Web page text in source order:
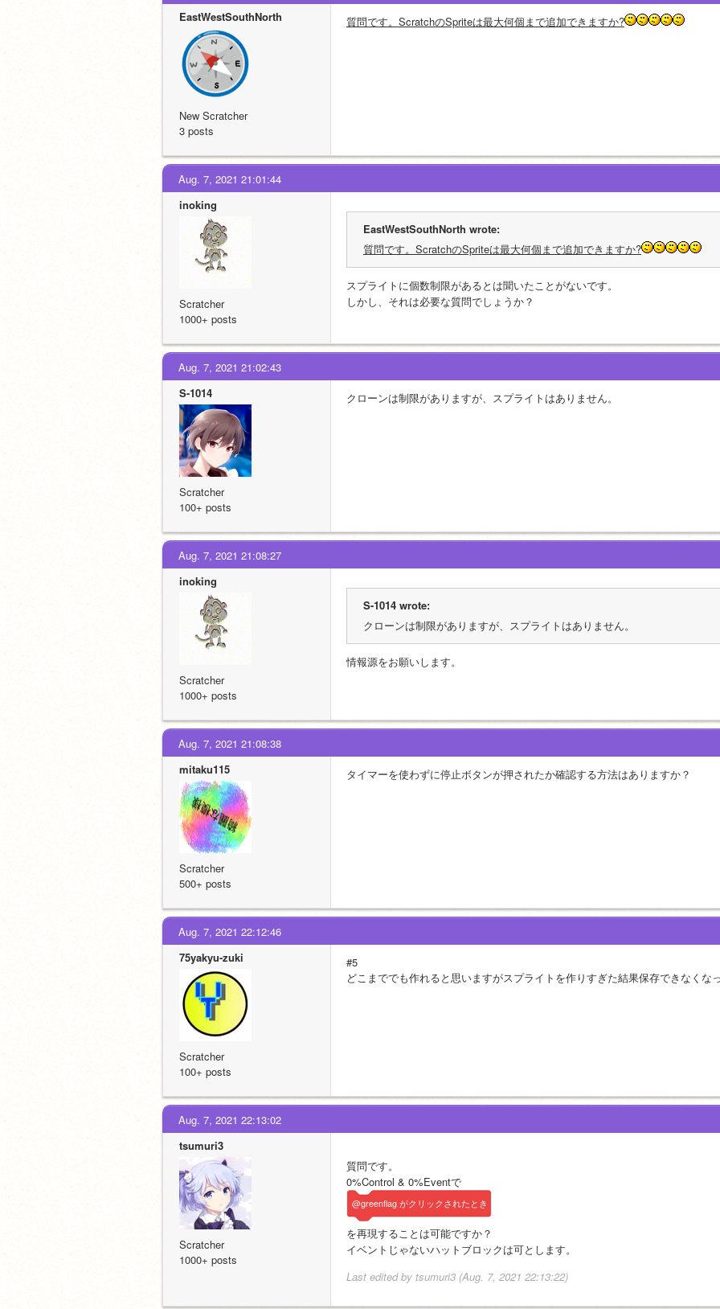
EastWestSouthNorth
New Scratcher
3 posts
質問です。ScratchのSpriteは最大何個まで追加できますか?
Aug. 7, 2021 21:01:44
inoking
Scratcher
1000+ posts
EastWestSouthNorth wrote:
質問です。ScratchのSpriteは最大何個まで追加できますか?
スプライトに個数制限があるとは聞いたことがないです。
しかし、それは必要な質問でしょうか？
Aug. 7, 2021 21:02:43
S-1014
Scratcher
100+ posts
クローンは制限がありますが、スプライトはありません。
Aug. 7, 2021 21:08:27
inoking
Scratcher
1000+ posts
S-1014 wrote:
クローンは制限がありますが、スプライトはありません。
情報源をお願いします。
Aug. 7, 2021 21:08:38
mitaku115
Scratcher
500+ posts
タイマーを使わずに停止ボタンが押されたか確認する方法はありますか？
Aug. 7, 2021 22:12:46
75yakyu-zuki
Scratcher
100+ posts
#5
どこまででも作れると思いますがスプライトを作りすぎた結果保存できなくな
Aug. 7, 2021 22:13:02
tsumuri3
Scratcher
1000+ posts
質問です。
0%Control & 0%Eventで
@greenflag がクリックされたとき
を再現することは可能ですか？
イベントじゃないハットブロックは可とします。
Last edited by tsumuri3 (Aug. 7, 2021 22:13:22)